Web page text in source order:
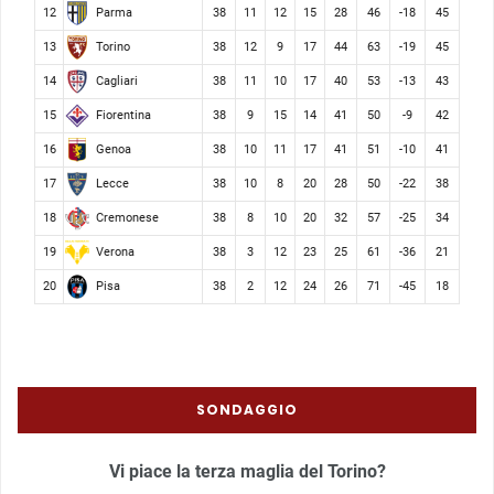
12 Parma 38 11 12 15 28 46 -18 45
13 Torino 38 12 9 17 44 63 -19 45
14 Cagliari 38 11 10 17 40 53 -13 43
15 Fiorentina 38 9 15 14 41 50 -9 42
16 Genoa 38 10 11 17 41 51 -10 41
17 Lecce 38 10 8 20 28 50 -22 38
18 Cremonese 38 8 10 20 32 57 -25 34
19 Verona 38 3 12 23 25 61 -36 21
20 Pisa 38 2 12 24 26 71 -45 18
SONDAGGIO
Vi piace la terza maglia del Torino?